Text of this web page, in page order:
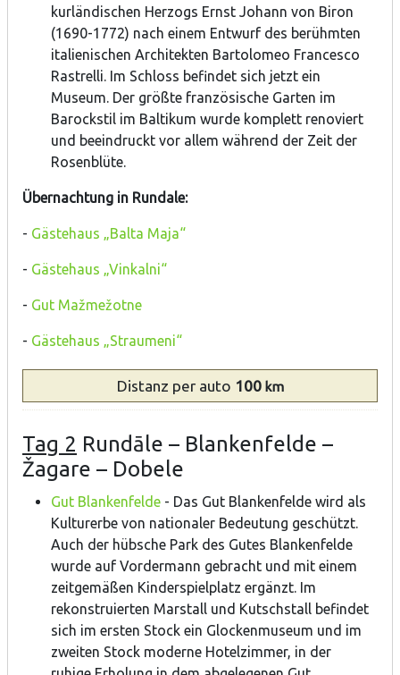
kurländischen Herzogs Ernst Johann von Biron
(1690-1772) nach einem Entwurf des berühmten
italienischen Architekten Bartolomeo Francesco
Rastrelli. Im Schloss befindet sich jetzt ein
Museum. Der größte französische Garten im
Barockstil im Baltikum wurde komplett renoviert
und beeindruckt vor allem während der Zeit der
Rosenblüte.
Übernachtung in Rundale:
- Gästehaus „Balta Maja“
- Gästehaus „Vinkalni“
- Gut Mažmežotne
- Gästehaus „Straumeni“
Distanz per auto 100km
Tag 2 Rundāle – Blankenfelde –
Žagare – Dobele
Gut Blankenfelde - Das Gut Blankenfelde wird als
Kulturerbe von nationaler Bedeutung geschützt.
Auch der hübsche Park des Gutes Blankenfelde
wurde auf Vordermann gebracht und mit einem
zeitgemäßen Kinderspielplatz ergänzt. Im
rekonstruierten Marstall und Kutschstall befindet
sich im ersten Stock ein Glockenmuseum und im
zweiten Stock moderne Hotelzimmer, in der